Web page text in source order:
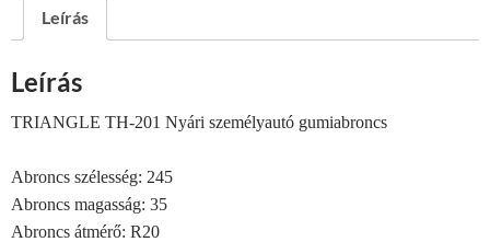
Leírás
Leírás
TRIANGLE TH-201 Nyári személyautó gumiabroncs
Abroncs szélesség: 245
Abroncs magasság: 35
Abroncs átmérő: R20